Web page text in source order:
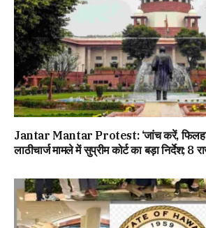
Jantar Mantar Protest: ‘जांच करें, फिलहाल
लाठीचार्ज मामले में सुप्रीम कोर्ट का बड़ा निर्देश; 8